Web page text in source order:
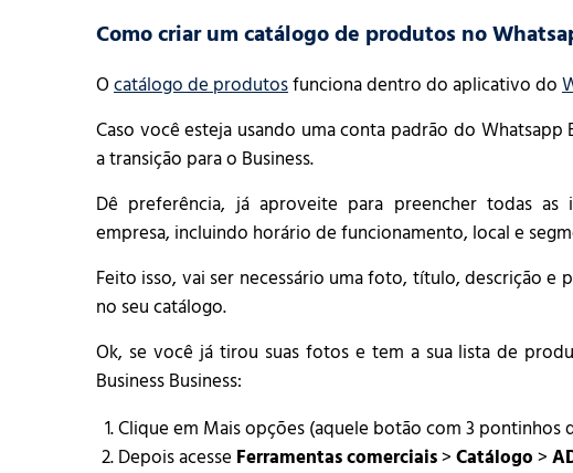
Como criar um catálogo de produtos no
O catálogo de produtosfunciona dentro do aplicativo do
Caso você esteja usando uma conta padrão do
a transição para o Business.
Dê preferência, já aproveite para preencher todas as
empresa, incluindo horário de funcionamento, local e
Feito isso, vai ser necessário uma foto, título, descrição
no seu catálogo.
Ok, se você já tirou suas fotos e tem a sua lista de
Business Business:
Clique em Mais opções (aquele botão com 3
Depois acesse Ferramentas comerciais> Catálogo >